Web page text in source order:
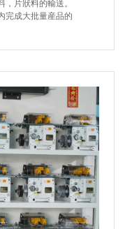
片狀料的輸送。
完成大批量産品的